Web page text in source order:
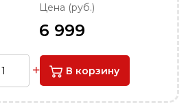
Цена (руб.)
6 999
В корзину